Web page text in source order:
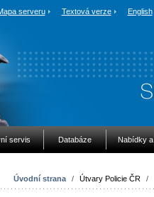
serveru Textová verze English
servis Databáze Nabídky
Úvodní strana / Útvary Policie ČR /